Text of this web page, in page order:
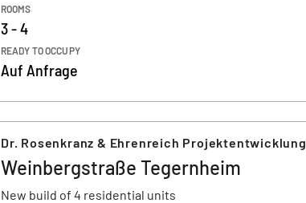
ROOMS
3 - 4
READY TO OCCUPY
Auf Anfrage
Dr. Rosenkranz & Ehrenreich Projektentwicklung
Weinbergstraße Tegernheim
New build of 4 residential units